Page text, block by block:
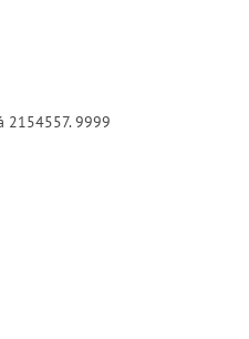
2154557. 9999